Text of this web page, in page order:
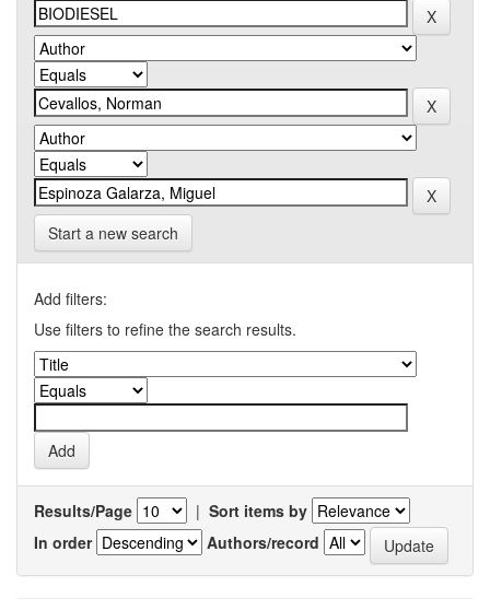
Start a new search
Add filters:
Use filters to refine the search results.
Results/Page | Sort items by
In order
Authors/record